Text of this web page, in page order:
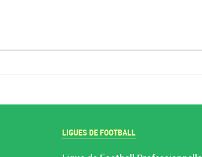
LIGUES DE FOOTBALL